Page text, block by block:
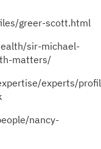
greer-scott.html
sir-michael-
matters/
experts/
nancy-